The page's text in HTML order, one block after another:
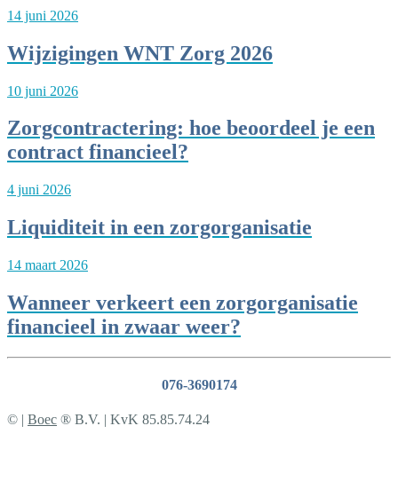
14 juni 2026
Wijzigingen WNT Zorg 2026
10 juni 2026
Zorgcontractering: hoe beoordeel je een
contract financieel?
4 juni 2026
Liquiditeit in een zorgorganisatie
14 maart 2026
Wanneer verkeert een zorgorganisatie
financieel in zwaar weer?
076-3690174
© | Boec ® B.V. | KvK 85.85.74.24